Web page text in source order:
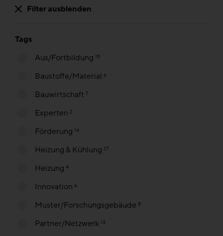
Filter ausblenden
Tags
Aus/Fortbildung 15
Baustoffe/Material 6
Bauwirtschaft 7
Experten 2
Förderung 14
Heizung & Kühlung 27
Heizung 4
Innovation 6
Muster/Forschungsgebäude 8
Partner/Netzwerk 13